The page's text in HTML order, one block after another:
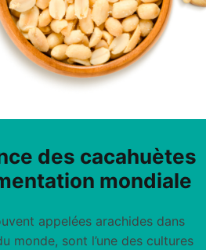
des cacahuètes
mondiale
appelées arachides dans
monde, sont l’une des cultures